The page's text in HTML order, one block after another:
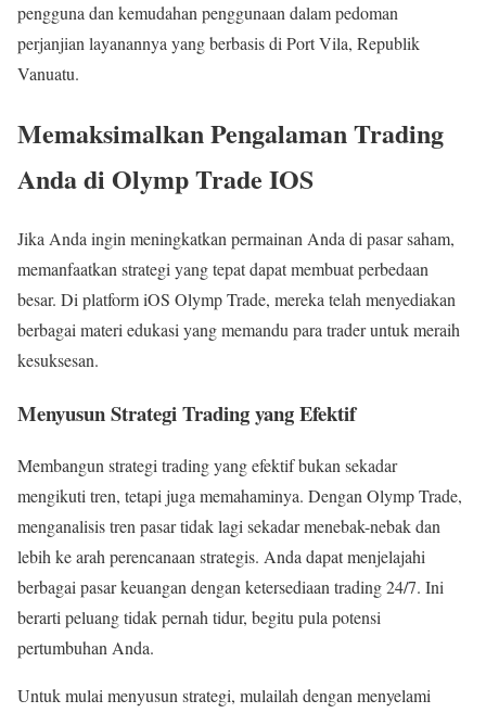
pengguna dan kemudahan penggunaan dalam pedoman
perjanjian layanannya yang berbasis di Port Vila, Republik
Vanuatu.
Memaksimalkan Pengalaman Trading
Anda di Olymp Trade IOS
Jika Anda ingin meningkatkan permainan Anda di pasar saham,
memanfaatkan strategi yang tepat dapat membuat perbedaan
besar. Di platform iOS Olymp Trade, mereka telah menyediakan
berbagai materi edukasi yang memandu para trader untuk meraih
kesuksesan.
Menyusun Strategi Trading yang Efektif
Membangun strategi trading yang efektif bukan sekadar
mengikuti tren, tetapi juga memahaminya. Dengan Olymp Trade,
menganalisis tren pasar tidak lagi sekadar menebak-nebak dan
lebih ke arah perencanaan strategis. Anda dapat menjelajahi
berbagai pasar keuangan dengan ketersediaan trading 24/7. Ini
berarti peluang tidak pernah tidur, begitu pula potensi
pertumbuhan Anda.
Untuk mulai menyusun strategi, mulailah dengan menyelami